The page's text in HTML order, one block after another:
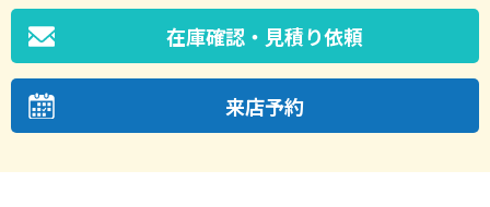
在庫確認・見積り依頼
来店予約